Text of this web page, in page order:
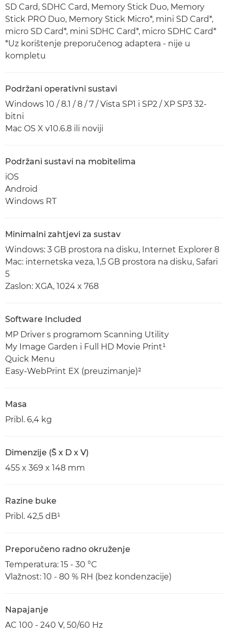
SD Card, SDHC Card, Memory Stick Duo, Memory
Stick PRO Duo, Memory Stick Micro*, mini SD Card*,
micro SD Card*, mini SDHC Card*, micro SDHC Card*
*Uz korištenje preporučenog adaptera - nije u
kompletu
Podržani operativni sustavi
Windows 10 / 8.1 / 8 / 7 / Vista SP1 i SP2 / XP SP3 32-
bitni
Mac OS X v10.6.8 ili noviji
Podržani sustavi na mobitelima
iOS
Android
Windows RT
Minimalni zahtjevi za sustav
Windows: 3 GB prostora na disku, Internet Explorer 8
Mac: internetska veza, 1,5 GB prostora na disku, Safari
5
Zaslon: XGA, 1024 x 768
Software Included
MP Driver s programom Scanning Utility
My Image Garden i Full HD Movie Print¹
Quick Menu
Easy-WebPrint EX (preuzimanje)²
Masa
Pribl. 6,4 kg
Dimenzije (Š x D x V)
455 x 369 x 148 mm
Razine buke
Pribl. 42,5 dB¹
Preporučeno radno okruženje
Temperatura: 15 - 30 °C
Vlažnost: 10 - 80 % RH (bez kondenzacije)
Napajanje
AC 100 - 240 V, 50/60 Hz